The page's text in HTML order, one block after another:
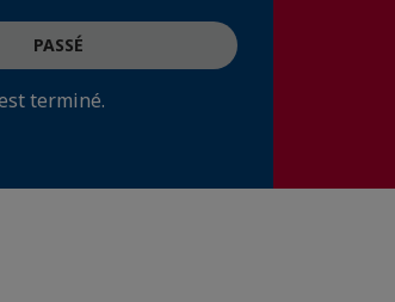
PASSÉ
terminé.